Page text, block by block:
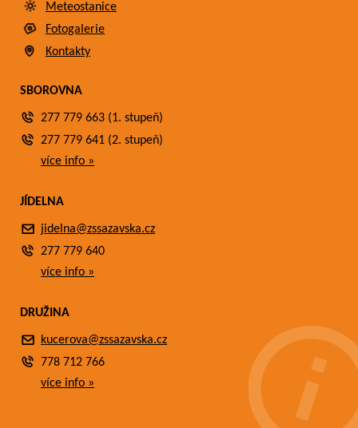
Meteostanice
Fotogalerie
Kontakty
SBOROVNA
277 779 663 (1. stupeň)
277 779 641 (2. stupeň)
více info »
JÍDELNA
jidelna@zssazavska.cz
277 779 640
více info »
DRUŽINA
kucerova@zssazavska.cz
778 712 766
více info »